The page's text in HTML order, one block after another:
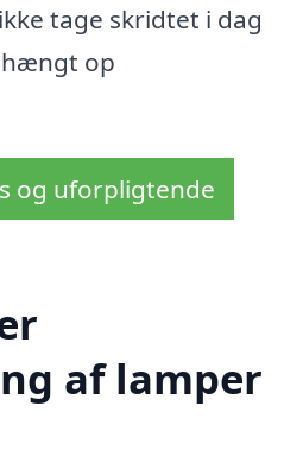
tage skridtet i dag
hængt op
og uforpligtende
af lamper